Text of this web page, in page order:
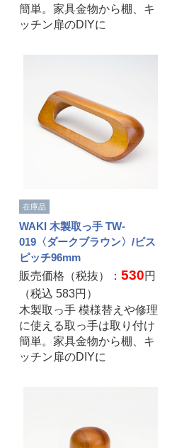
簡単。家具金物から棚、キ
ッチン扉のDIYに
在庫品
WAKI 木製取っ手 TW-
019〈ダークブラウン〉/ビス
ピッチ96mm
販売価格（税抜）：530円
（税込583円）
木製取っ手 模様替えや修理
に使える取っ手は取り付け
簡単。家具金物から棚、キ
ッチン扉のDIYに